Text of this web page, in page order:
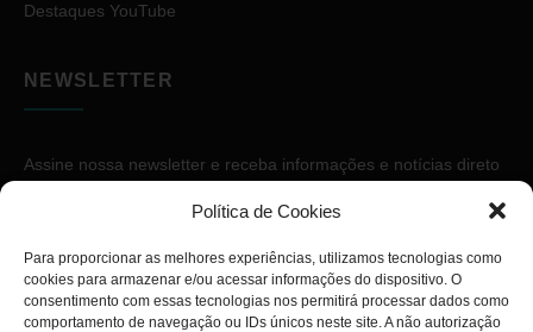
Política de Cookies
Para proporcionar as melhores experiências, utilizamos tecnologias como
cookies para armazenar e/ou acessar informações do dispositivo. O
consentimento com essas tecnologias nos permitirá processar dados como
comportamento de navegação ou IDs únicos neste site. A não autorização
Destaques YouTube
NEWSLETTER
Assine nossa newsletter e receba informações e notícias direto